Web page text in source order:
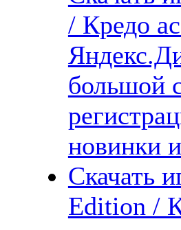
/ Кредо
большой
новинки
Скачать
Edition /